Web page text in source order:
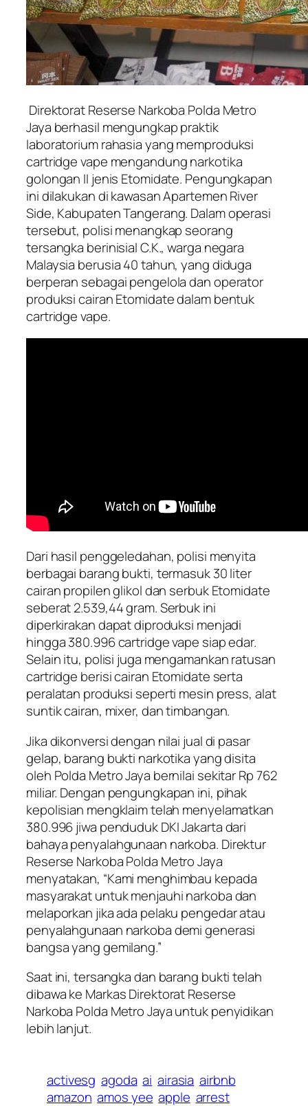
Direktorat Reserse Narkoba Polda Metro
Jaya berhasil mengungkap praktik
laboratorium rahasia yang memproduksi
cartridge vape mengandung narkotika
golongan II jenis Etomidate. Pengungkapan
ini dilakukan di kawasan Apartemen River
Side, Kabupaten Tangerang. Dalam operasi
tersebut, polisi menangkap seorang
tersangka berinisial C.K., warga negara
Malaysia berusia 40 tahun, yang diduga
berperan sebagai pengelola dan operator
produksi cairan Etomidate dalam bentuk
cartridge vape.
Dari hasil penggeledahan, polisi menyita
berbagai barang bukti, termasuk 30 liter
cairan propilen glikol dan serbuk Etomidate
seberat 2.539,44 gram. Serbuk ini
diperkirakan dapat diproduksi menjadi
hingga 380.996 cartridge vape siap edar.
Selain itu, polisi juga mengamankan ratusan
cartridge berisi cairan Etomidate serta
peralatan produksi seperti mesin press, alat
suntik cairan, mixer, dan timbangan.
Jika dikonversi dengan nilai jual di pasar
gelap, barang bukti narkotika yang disita
oleh Polda Metro Jaya bernilai sekitar Rp 762
miliar. Dengan pengungkapan ini, pihak
kepolisian mengklaim telah menyelamatkan
380.996 jiwa penduduk DKI Jakarta dari
bahaya penyalahgunaan narkoba. Direktur
Reserse Narkoba Polda Metro Jaya
menyatakan, “Kami menghimbau kepada
masyarakat untuk menjauhi narkoba dan
melaporkan jika ada pelaku pengedar atau
penyalahgunaan narkoba demi generasi
bangsa yang gemilang.”
Saat ini, tersangka dan barang bukti telah
dibawa ke Markas Direktorat Reserse
Narkoba Polda Metro Jaya untuk penyidikan
lebih lanjut.
activesg agoda ai airasia airbnb
amazon amos yee apple arrest